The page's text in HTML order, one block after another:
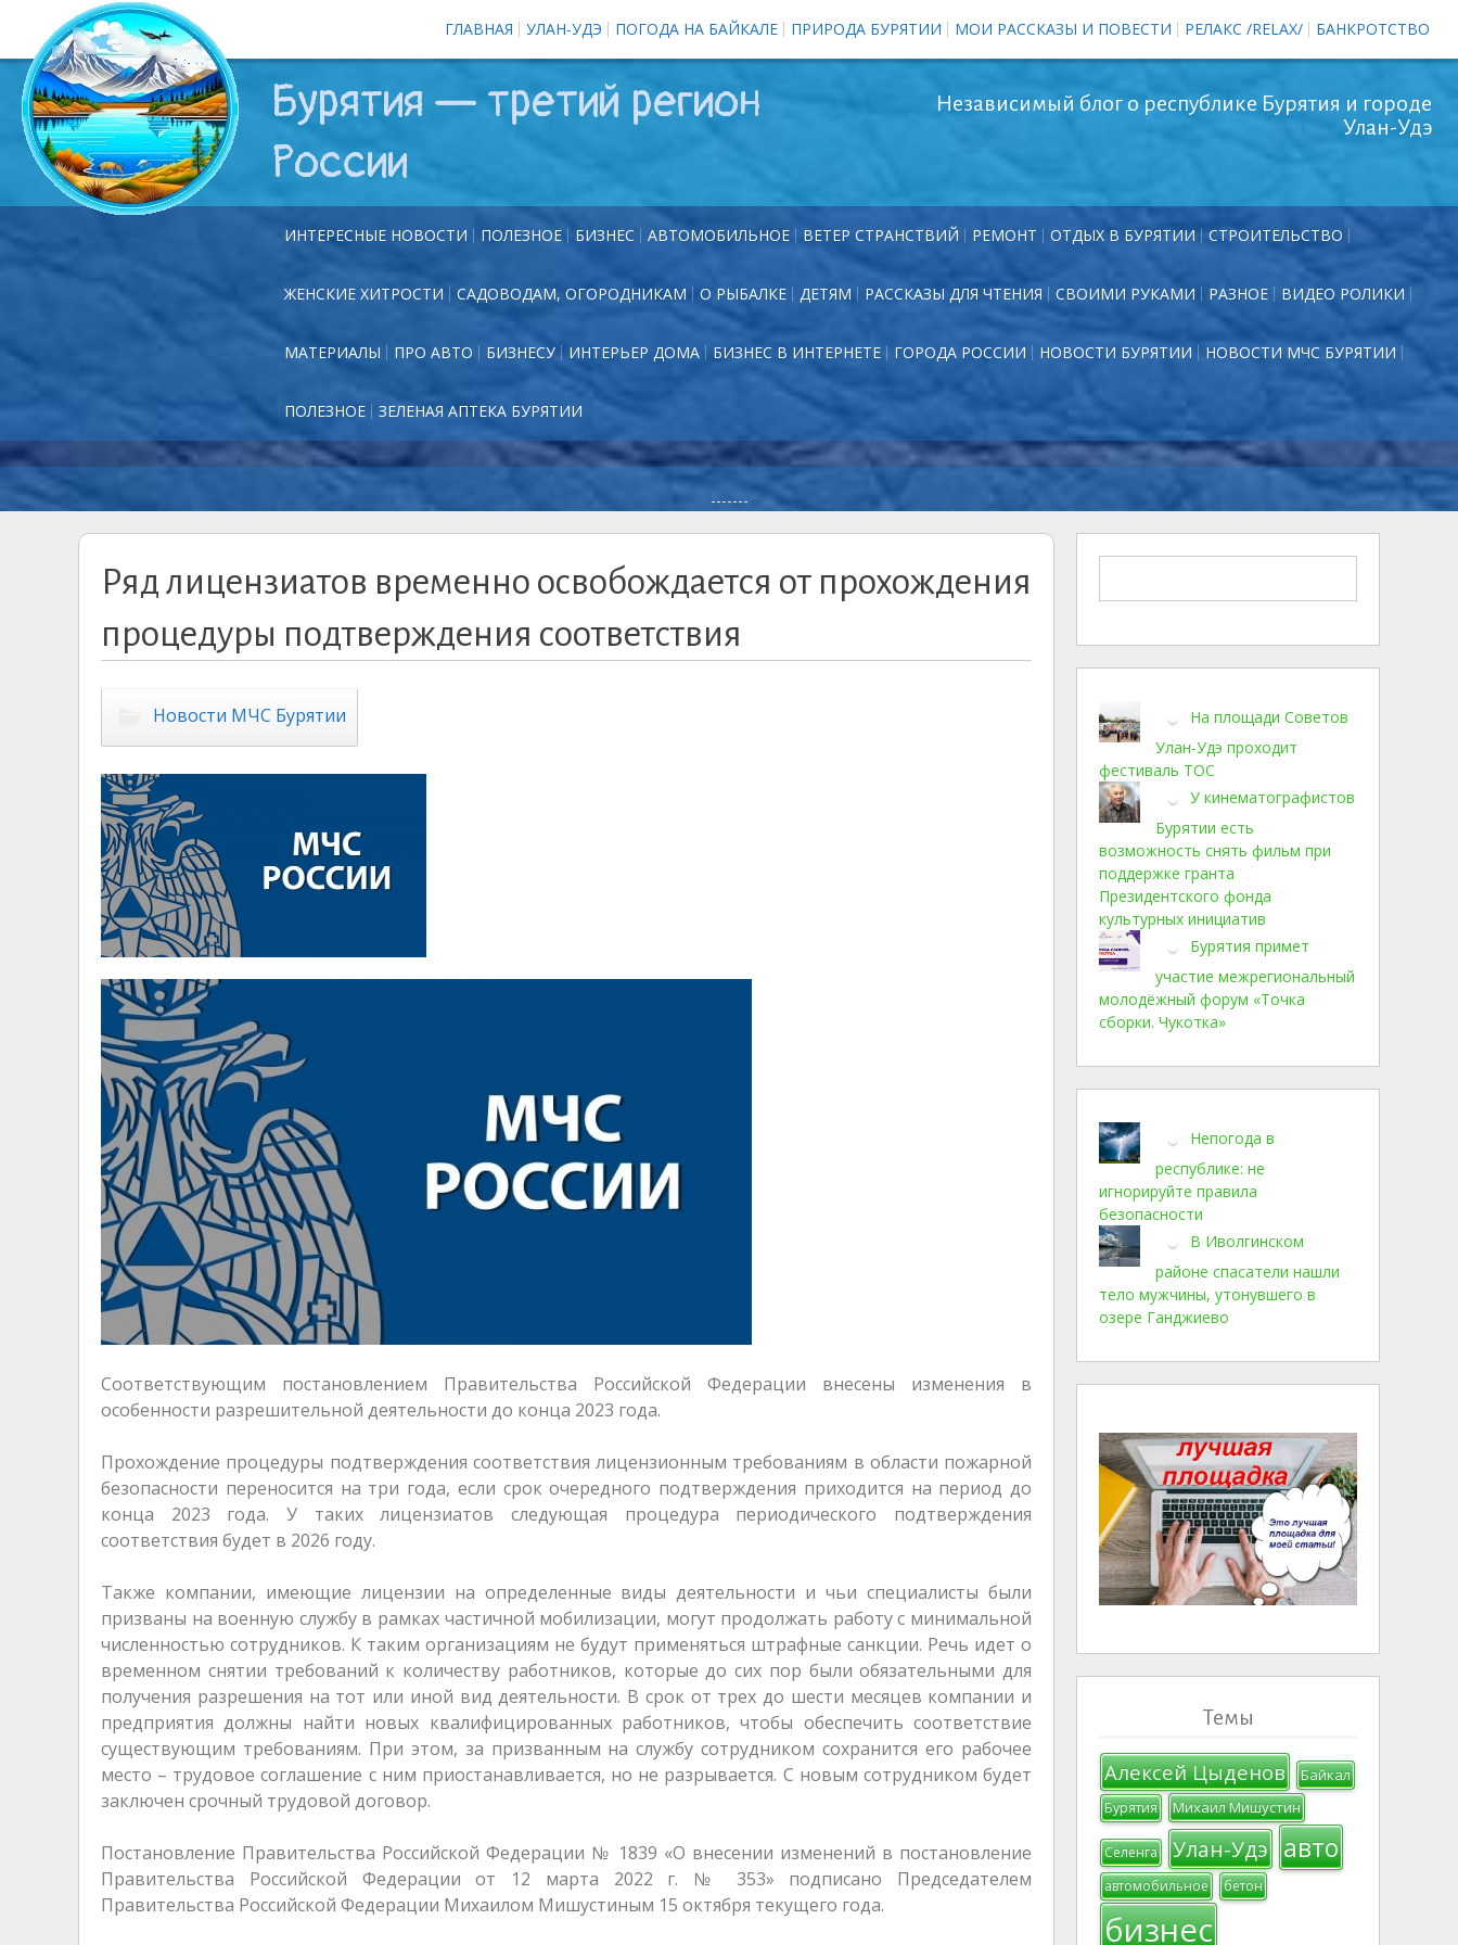
ГЛАВНАЯ УЛАН-УДЭ ПОГОДА НА БАЙКАЛЕ ПРИРОДА БУРЯТИИ МОИ РАССКАЗЫ И ПОВЕСТИ РЕЛАКС /RELAX/ БАНКРОТСТВО
Бурятия — третий регион
России
Независимый блог о республике Бурятия и городе
Улан-Удэ
ИНТЕРЕСНЫЕ НОВОСТИ ПОЛЕЗНОЕ БИЗНЕС АВТОМОБИЛЬНОЕ ВЕТЕР СТРАНСТВИЙ РЕМОНТ ОТДЫХ В БУРЯТИИ СТРОИТЕЛЬСТВО
ЖЕНСКИЕ ХИТРОСТИ САДОВОДАМ, ОГОРОДНИКАМ О РЫБАЛКЕ ДЕТЯМ РАССКАЗЫ ДЛЯ ЧТЕНИЯ СВОИМИ РУКАМИ РАЗНОЕ ВИДЕО РОЛИКИ
МАТЕРИАЛЫ ПРО АВТО БИЗНЕСУ ИНТЕРЬЕР ДОМА БИЗНЕС В ИНТЕРНЕТЕ ГОРОДА РОССИИ НОВОСТИ БУРЯТИИ НОВОСТИ МЧС БУРЯТИИ
ПОЛЕЗНОЕ ЗЕЛЕНАЯ АПТЕКА БУРЯТИИ
-------
Ряд лицензиатов временно освобождается от прохождения
процедуры подтверждения соответствия
Новости МЧС Бурятии
Соответствующим постановлением Правительства Российской Федерации внесены изменения в
особенности разрешительной деятельности до конца 2023 года.
Прохождение процедуры подтверждения соответствия лицензионным требованиям в области пожарной
безопасности переносится на три года, если срок очередного подтверждения приходится на период до
конца 2023 года. У таких лицензиатов следующая процедура периодического подтверждения
соответствия будет в 2026 году.
Также компании, имеющие лицензии на определенные виды деятельности и чьи специалисты были
призваны на военную службу в рамках частичной мобилизации, могут продолжать работу с минимальной
численностью сотрудников. К таким организациям не будут применяться штрафные санкции. Речь идет о
временном снятии требований к количеству работников, которые до сих пор были обязательными для
получения разрешения на тот или иной вид деятельности. В срок от трех до шести месяцев компании и
предприятия должны найти новых квалифицированных работников, чтобы обеспечить соответствие
существующим требованиям. При этом, за призванным на службу сотрудником сохранится его рабочее
место – трудовое соглашение с ним приостанавливается, но не разрывается. С новым сотрудником будет
заключен срочный трудовой договор.
Постановление Правительства Российской Федерации № 1839 «О внесении изменений в постановление
Правительства Российской Федерации от 12 марта 2022 г. № 353» подписано Председателем
Правительства Российской Федерации Михаилом Мишустиным 15 октября текущего года.
На площади Советов
Улан-Удэ проходит
фестиваль ТОС
У кинематографистов
Бурятии есть
возможность снять фильм при
поддержке гранта
Президентского фонда
культурных инициатив
Бурятия примет
участие межрегиональный
молодёжный форум «Точка
сборки. Чукотка»
Непогода в
республике: не
игнорируйте правила
безопасности
В Иволгинском
районе спасатели нашли
тело мужчины, утонувшего в
озере Ганджиево
Темы
Алексей Цыденов Байкал
Бурятия Михаил Мишустин
Селенга Улан-Удэ авто
автомобильное бетон
бизнес